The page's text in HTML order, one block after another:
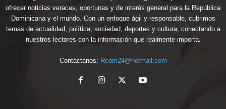
ofrecer noticias veraces, oportunas y de interés general para la República
Dominicana y el mundo. Con un enfoque ágil y responsable, cubrimos
temas de actualidad, política, sociedad, deportes y cultura, conectando a
nuestros lectores con la información que realmente importa.
Contáctanos: Rcom24@hotmail.com